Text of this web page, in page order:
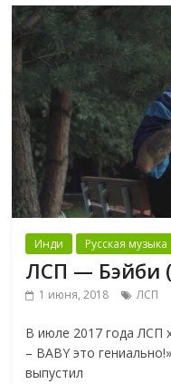
Инди Русская музыка
ЛСП — Бэйби
1 июня, 2018 ЛСП
В июле 2017 года ЛСП
– BABY это
выпустил